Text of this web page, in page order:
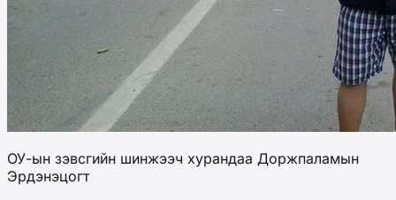
ОУ-ын зэвсгийн шинжээч хурандаа Доржпаламын
Эрдэнэцогт